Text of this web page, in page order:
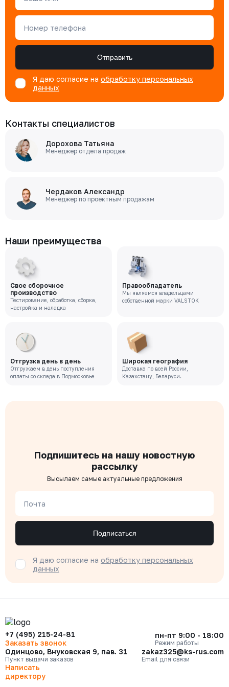
Номер телефона
Отправить
Я даю согласие на обработку персональных
данных
Контакты специалистов
Дорохова Татьяна
Менеджер отдела продаж
Чердаков Александр
Менеджер по проектным продажам
Наши преимущества
Свое сборочное
производство
Тестирование, обработка, сборка,
настройка и наладка
Правообладатель
Мы являемся владельцами
собственной марки VALSTOK
Отгрузка день в день
Отгружаем в день поступления
оплаты со склада в Подмосковье
Широкая география
Доставка по всей России,
Казахстану, Беларуси.
Подпишитесь на нашу новостную
рассылку
Высылаем самые актуальные предложения
Почта
Подписаться
Я даю согласие на обработку персональных
данных
+7 (495) 215-24-81
Заказать звонок
пн-пт 9:00 - 18:00
Режим работы
Одинцово, Внуковская 9, пав. 31
Пункт выдачи заказов
zakaz325@ks-rus.com
Email для связи
Написать
директору